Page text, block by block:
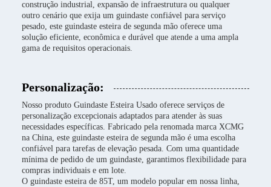
construção industrial, expansão de infraestrutura ou qualquer
outro cenário que exija um guindaste confiável para serviço
pesado, este guindaste esteira de segunda mão oferece uma
solução eficiente, econômica e durável que atende a uma ampla
gama de requisitos operacionais.
Personalização:
Nosso produto Guindaste Esteira Usado oferece serviços de
personalização excepcionais adaptados para atender às suas
necessidades específicas. Fabricado pela renomada marca XCMG
na China, este guindaste esteira de segunda mão é uma escolha
confiável para tarefas de elevação pesada. Com uma quantidade
mínima de pedido de um guindaste, garantimos flexibilidade para
compras individuais e em lote.
O guindaste esteira de 85T, um modelo popular em nossa linha,